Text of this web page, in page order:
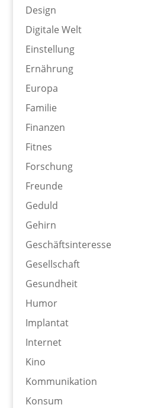
Design
Digitale Welt
Einstellung
Ernährung
Europa
Familie
Finanzen
Fitnes
Forschung
Freunde
Geduld
Gehirn
Geschäftsinteresse
Gesellschaft
Gesundheit
Humor
Implantat
Internet
Kino
Kommunikation
Konsum